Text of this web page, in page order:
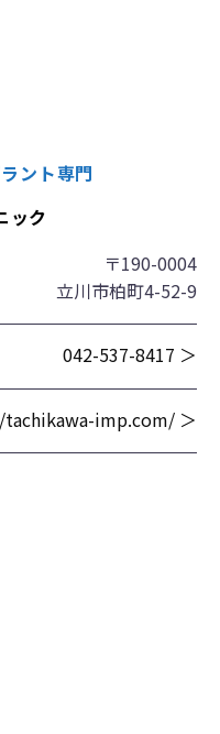
ント専門
ック
〒190-0004
立川市柏町4-52-9
042-537-8417 ＞
imp.com/ ＞